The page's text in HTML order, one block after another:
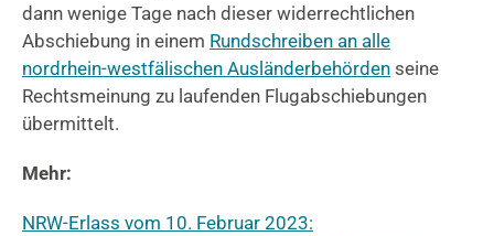
dann wenige Tage nach dieser widerrechtlichen
Abschiebung in einem Rundschreiben an alle
nordrhein-westfälischen Ausländerbehörden seine
Rechtsmeinung zu laufenden Flugabschiebungen
übermittelt.
Mehr:
NRW-Erlass vom 10. Februar 2023: